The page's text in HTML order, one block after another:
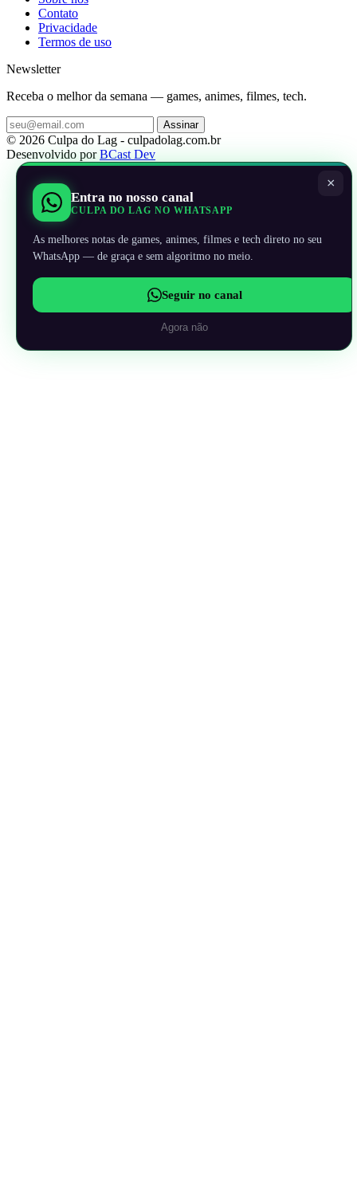
Contato
Privacidade
Termos de uso
Newsletter
Receba o melhor da semana — games, animes, filmes, tech.
Assinar
© 2026 Culpa do Lag - culpadolag.com.br
Desenvolvido porBCast Dev
×
Entra no nosso canal
CULPA DO LAG NO WHATSAPP
As melhores notas de games, animes, filmes e tech direto no seu
WhatsApp — de graça e sem algoritmo no meio.
Seguir no canal
Agora não